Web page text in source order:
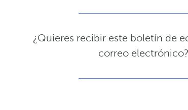
¿Quieres recibir este boletín de
correo electrónico?